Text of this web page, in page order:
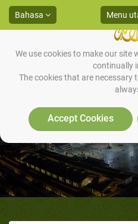
We use cookies to make our site
continually
The cookies that are necessary
Accept Cookies
Bahasa Menu
Macam-